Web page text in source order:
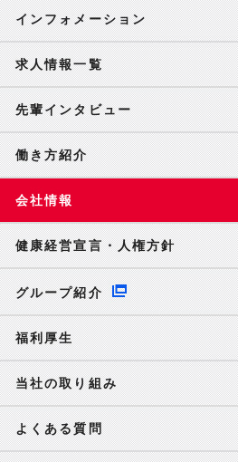
インフォメーション
求人情報一覧
先輩インタビュー
働き方紹介
会社情報
健康経営宣言・人権方針
グループ紹介
福利厚生
当社の取り組み
よくある質問